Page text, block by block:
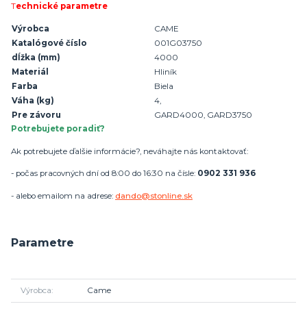
Technické parametre
Výrobca
CAME
Katalógové číslo
001G03750
dĺžka (mm)
4000
Materiál
Hliník
Farba
Biela
Váha (kg)
4,
Pre závoru
GARD4000, GARD3750
Potrebujete poradiť?
Ak potrebujete ďalšie informácie?, neváhajte nás kontaktovať:
- počas pracovných dní od 8:00 do 16:30 na čísle: 0902 331 936
- alebo emailom na adrese: dando@stonline.sk
Parametre
Výrobca Came